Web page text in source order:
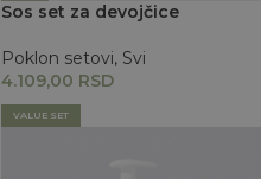
Sos set za devojčice
Poklon setovi, Svi
4.109,00 RSD
VALUE SET